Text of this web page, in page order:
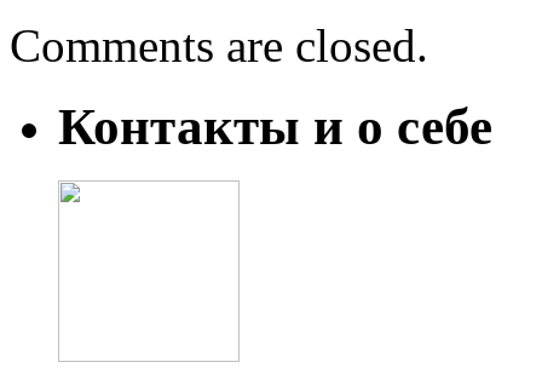
Comments are closed.
Контакты и о себе